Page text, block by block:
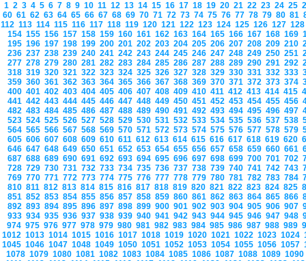
1 2 3 4 5 6 7 8 9 10 11 12 13 14 15 16 17 18 19 20 21 22 23 24 25
60 61 62 63 64 65 66 67 68 69 70 71 72 73 74 75 76 77 78 79 80 81
112 113 114 115 116 117 118 119 120 121 122 123 124 125 126 127
154 155 156 157 158 159 160 161 162 163 164 165 166 167 168 169
195 196 197 198 199 200 201 202 203 204 205 206 207 208 209 210
236 237 238 239 240 241 242 243 244 245 246 247 248 249 250 251
277 278 279 280 281 282 283 284 285 286 287 288 289 290 291 292
318 319 320 321 322 323 324 325 326 327 328 329 330 331 332 333
359 360 361 362 363 364 365 366 367 368 369 370 371 372 373 374
400 401 402 403 404 405 406 407 408 409 410 411 412 413 414 415
441 442 443 444 445 446 447 448 449 450 451 452 453 454 455 456
482 483 484 485 486 487 488 489 490 491 492 493 494 495 496 497
523 524 525 526 527 528 529 530 531 532 533 534 535 536 537 538
564 565 566 567 568 569 570 571 572 573 574 575 576 577 578 579
605 606 607 608 609 610 611 612 613 614 615 616 617 618 619 620
646 647 648 649 650 651 652 653 654 655 656 657 658 659 660 661
687 688 689 690 691 692 693 694 695 696 697 698 699 700 701 702
728 729 730 731 732 733 734 735 736 737 738 739 740 741 742 743
769 770 771 772 773 774 775 776 777 778 779 780 781 782 783 784
810 811 812 813 814 815 816 817 818 819 820 821 822 823 824 825
851 852 853 854 855 856 857 858 859 860 861 862 863 864 865 866
892 893 894 895 896 897 898 899 900 901 902 903 904 905 906 907
933 934 935 936 937 938 939 940 941 942 943 944 945 946 947 948
974 975 976 977 978 979 980 981 982 983 984 985 986 987 988 989
1012 1013 1014 1015 1016 1017 1018 1019 1020 1021 1022 1023 1024
1045 1046 1047 1048 1049 1050 1051 1052 1053 1054 1055 1056 1057
1078 1079 1080 1081 1082 1083 1084 1085 1086 1087 1088 1089